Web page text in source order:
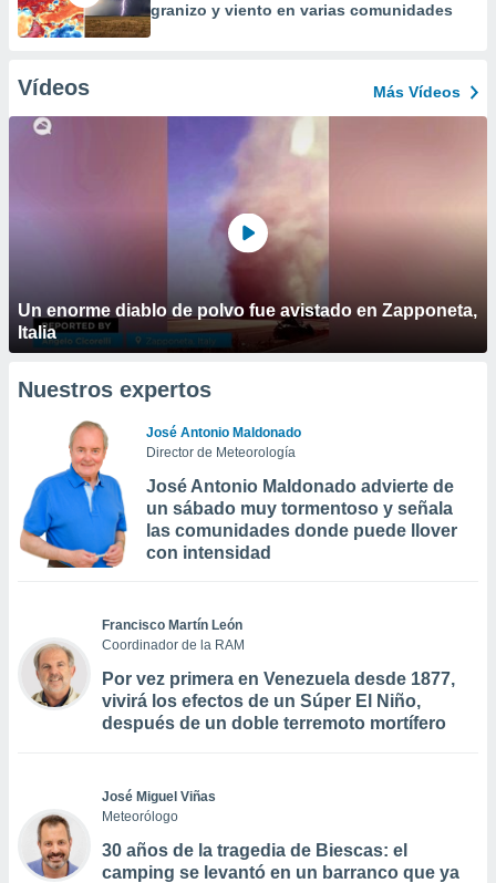
granizo y viento en varias comunidades
Vídeos Más Vídeos
Un enorme diablo de polvo fue avistado en Zapponeta,
Italia
Nuestros expertos
José Antonio Maldonado
Director de Meteorología
José Antonio Maldonado advierte de
un sábado muy tormentoso y señala
las comunidades donde puede llover
con intensidad
Francisco Martín León
Coordinador de la RAM
Por vez primera en Venezuela desde 1877,
vivirá los efectos de un Súper El Niño,
después de un doble terremoto mortífero
José Miguel Viñas
Meteorólogo
30 años de la tragedia de Biescas: el
camping se levantó en un barranco que ya